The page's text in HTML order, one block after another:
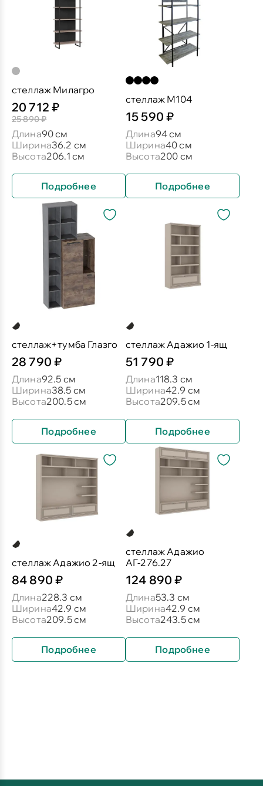
стеллаж Милагро
20 712 ₽
25 890 ₽
Длина90 см
Ширина36.2 см
Высота206.1 см
Подробнее
стеллаж М104
15 590 ₽
Длина94 см
Ширина40 см
Высота200 см
Подробнее
стеллаж+тумба Глазго
28 790 ₽
Длина92.5 см
Ширина38.5 см
Высота200.5 см
Подробнее
стеллаж Адажио 1-ящ
51 790 ₽
Длина118.3 см
Ширина42.9 см
Высота209.5 см
Подробнее
стеллаж Адажио 2-ящ
84 890 ₽
Длина228.3 см
Ширина42.9 см
Высота209.5 см
Подробнее
стеллаж Адажио
АГ-276.27
124 890 ₽
Длина53.3 см
Ширина42.9 см
Высота243.5 см
Подробнее